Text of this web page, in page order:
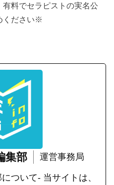
料でセラピストの実名公
ください※
集部 運営事務局
ついて- 当サイトは、